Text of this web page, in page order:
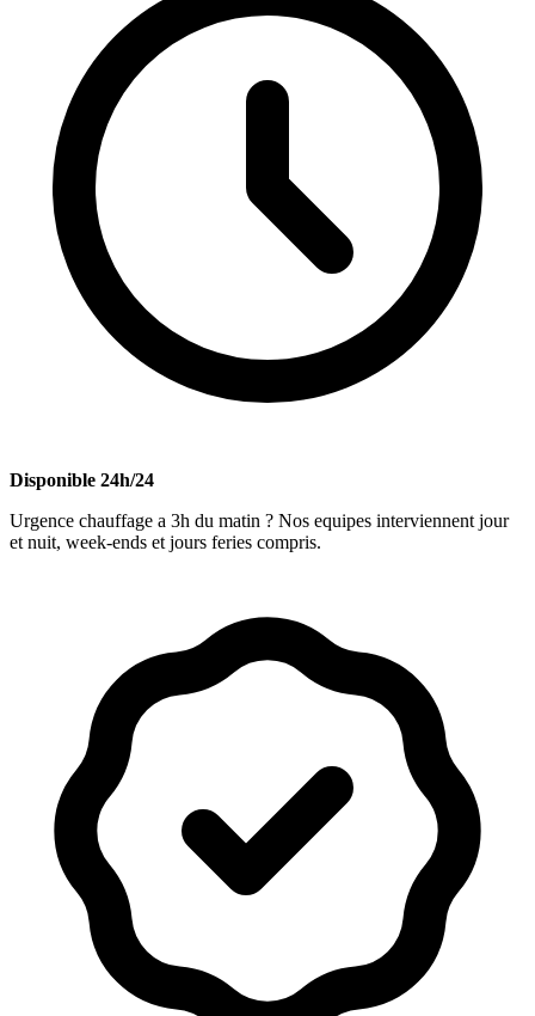
Disponible 24h/24
Urgence chauffage a 3h du matin ? Nos equipes interviennent jour
et nuit, week-ends et jours feries compris.